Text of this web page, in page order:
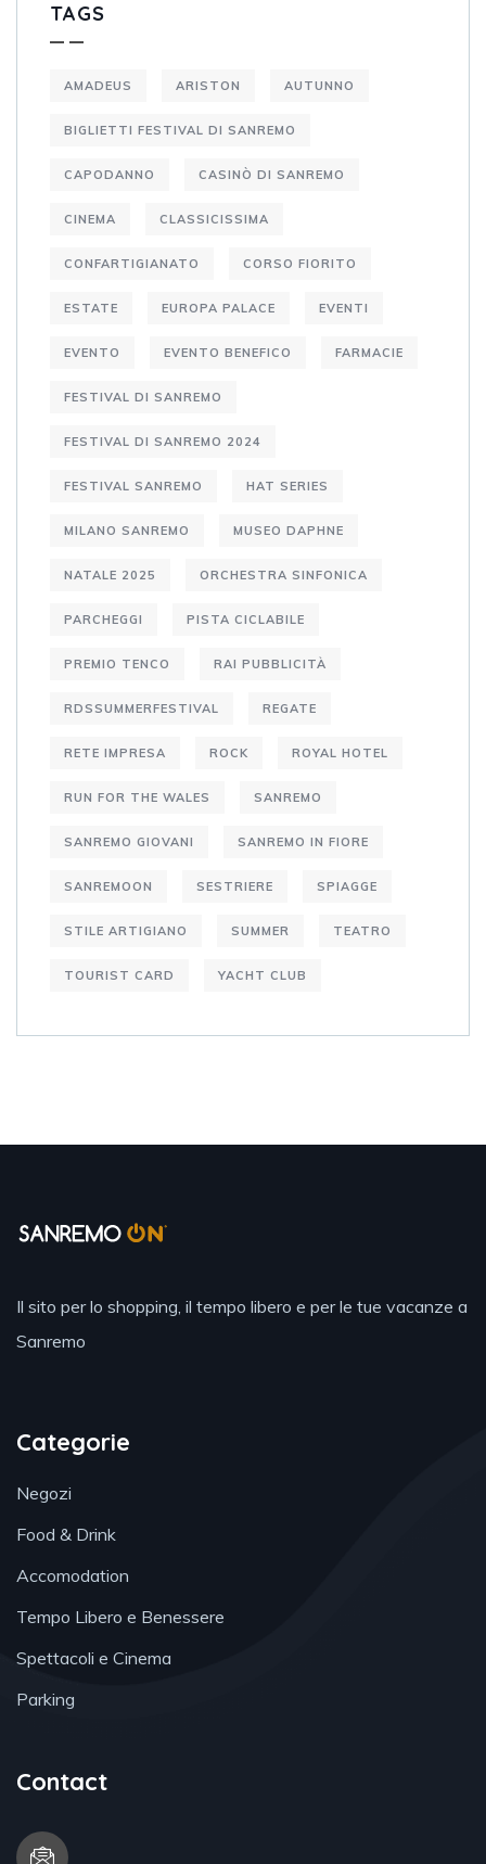
TAGS
AMADEUS ARISTON AUTUNNO
BIGLIETTI FESTIVAL DI SANREMO
CAPODANNO CASINÒ DI SANREMO
CINEMA CLASSICISSIMA
CONFARTIGIANATO CORSO FIORITO
ESTATE EUROPA PALACE EVENTI
EVENTO EVENTO BENEFICO FARMACIE
FESTIVAL DI SANREMO
FESTIVAL DI SANREMO 2024
FESTIVAL SANREMO HAT SERIES
MILANO SANREMO MUSEO DAPHNE
NATALE 2025 ORCHESTRA SINFONICA
PARCHEGGI PISTA CICLABILE
PREMIO TENCO RAI PUBBLICITÀ
RDSSUMMERFESTIVAL REGATE
RETE IMPRESA ROCK ROYAL HOTEL
RUN FOR THE WALES SANREMO
SANREMO GIOVANI SANREMO IN FIORE
SANREMOON SESTRIERE SPIAGGE
STILE ARTIGIANO SUMMER TEATRO
TOURIST CARD YACHT CLUB
Il sito per lo shopping, il tempo libero e per le tue vacanze a
Sanremo
Categorie
Negozi
Food & Drink
Accomodation
Tempo Libero e Benessere
Spettacoli e Cinema
Parking
Contact